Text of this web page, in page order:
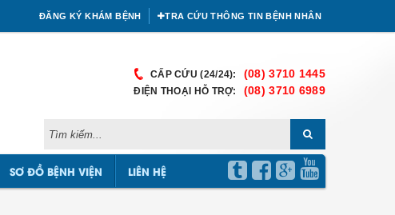
ĐĂNG KÝ KHÁM BỆNH TRA CỨU THÔNG TIN BỆNH NHÂN
CẤP CỨU (24/24): (08) 3710 1445
ĐIỆN THOẠI HỖ TRỢ: (08) 3710 6989
SƠ ĐỒ BỆNH VIỆN LIÊN HỆ